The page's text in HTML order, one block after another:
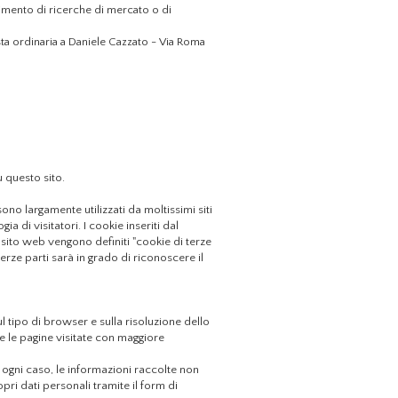
di ricerche di mercato o di
ordinaria a Daniele Cazzato - Via Roma
questo sito.
largamente utilizzati da moltissimi siti
di visitatori. I cookie inseriti dal
web vengono definiti "cookie di terze
parti sarà in grado di riconoscere il
tipo di browser e sulla risoluzione dello
le pagine visitate con maggiore
caso, le informazioni raccolte non
dati personali tramite il form di